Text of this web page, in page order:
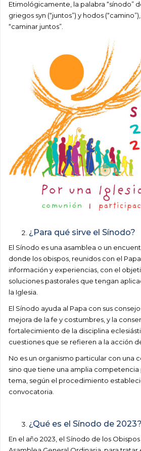
Etimológicamente, la palabra “sínodo”
griegos syn (“juntos”) y hodos
“caminar juntos”.
¿Para qué sirve el Sínodo?
El Sínodo es una asamblea o un
donde los obispos, reunidos con el
información y experiencias, con el
soluciones pastorales que tengan
la Iglesia.
El Sínodo ayuda al Papa con sus
mejora de la fe y costumbres, y la
fortalecimiento de la disciplina
cuestiones que se refieren a la acción
No es un organismo particular con una
sino que tiene una amplia competencia
tema, según el procedimiento
convocatoria.
¿Qué es el Sínodo de 2023?
En el año 2023, el Sínodo de los Obispos